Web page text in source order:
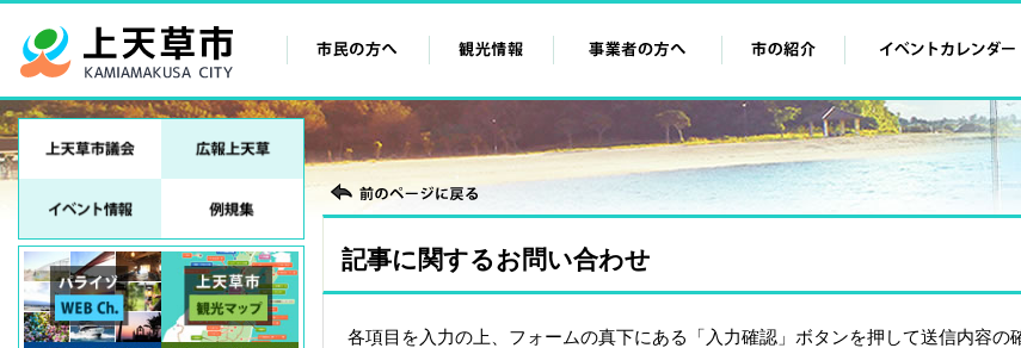
記事に関するお問い合わせ
各項目を入力の上、フォームの真下にある「入力確認」ボタンを押して送信内容の